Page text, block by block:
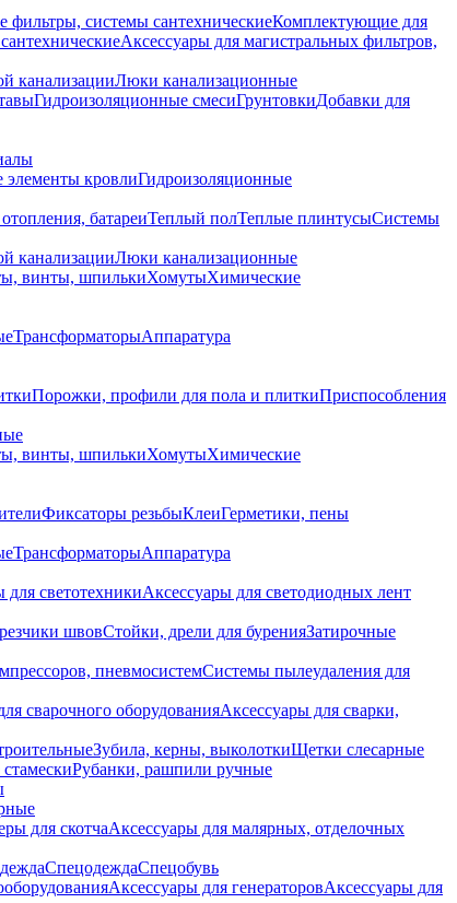
фильтры, системы сантехническиеКомплектующие для
Аксессуары для магистральных фильтров,
канализацииЛюки канализационные
Гидроизоляционные смесиГрунтовкиДобавки для
элементы кровлиГидроизоляционные
батареиТеплый полТеплые плинтусыСистемы
канализацииЛюки канализационные
винты, шпилькиХомутыХимические
ТрансформаторыАппаратура
Порожки, профили для пола и плиткиПриспособления
винты, шпилькиХомутыХимические
Фиксаторы резьбыКлеиГерметики, пены
ТрансформаторыАппаратура
для светотехникиАксессуары для светодиодных лент
швовСтойки, дрели для буренияЗатирочные
пневмосистемСистемы пылеудаления для
сварочного оборудованияАксессуары для сварки,
Зубила, керны, выколоткиЩетки слесарные
Рубанки, рашпили ручные
для скотчаАксессуары для малярных, отделочных
СпецодеждаСпецобувь
Аксессуары для генераторовАксессуары для